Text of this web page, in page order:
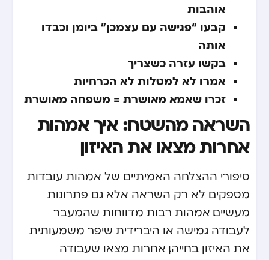
אוהבות
קבעו “פגישה עם עצמכן” ביומן וכבדו
אותה
בקשו עזרה כשצריך
אמרו לא למטלות לא הכרחיות
זכרו שאמא מאושרת = משפחה מאושרת
השראה מהשטח: איך אמהות
אחרות מצאו את האיזון
סיפורי ההצלחה האמיתיים של אמהות עובדות
מספקים לא רק השראה אלא גם פתרונות
מעשיים. אמהות רבות מדווחות שהמעבר
לעבודה גמישה או היברידית שיפר משמעותית
את האיזון בחייהן. אחרות מצאו שעבודה